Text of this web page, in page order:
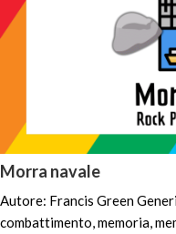
Morra navale
Autore: Francis Green
combattimento, memoria,